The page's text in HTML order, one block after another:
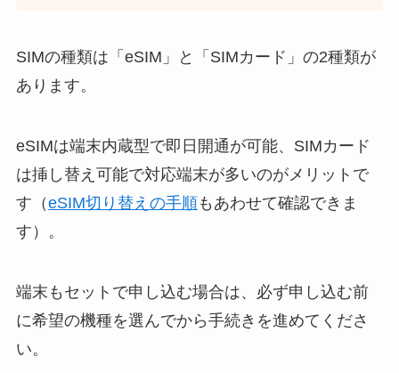
SIMの種類は「eSIM」と「SIMカード」の2種類が
あります。
eSIMは端末内蔵型で即日開通が可能、SIMカード
は挿し替え可能で対応端末が多いのがメリットで
す（eSIM切り替えの手順もあわせて確認できま
す）。
端末もセットで申し込む場合は、必ず申し込む前
に希望の機種を選んでから手続きを進めてくださ
い。